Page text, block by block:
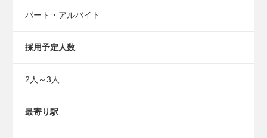
パート・アルバイト
採用予定人数
2人～3人
最寄り駅